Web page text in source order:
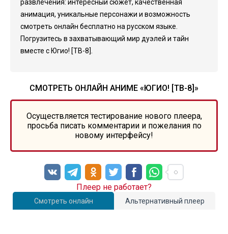
развлечения: интересный сюжет, качественная
анимация, уникальные персонажи и возможность
смотреть онлайн бесплатно на русском языке.
Погрузитесь в захватывающий мир дуэлей и тайн
вместе с Югио! [ТВ-8].
СМОТРЕТЬ ОНЛАЙН АНИМЕ «ЮГИО! [ТВ-8]»
Осуществляется тестирование нового плеера,
просьба писать комментарии и пожелания по
новому интерфейсу!
Смотреть онлайн Альтернативный плеер
Плеер не работает?